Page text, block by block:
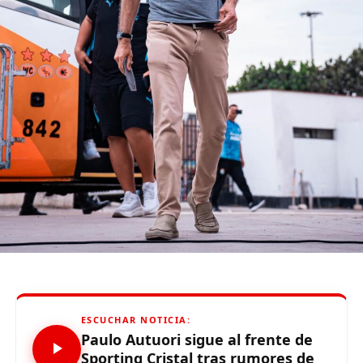
Si bien Chelsea bien pudo acortar diferencia, los
merengues también pudieron ampliar el marcador.
Al final, el 1-3 no lo movió nadie más y Real Madrid se
llevó pasaje y medio a semifinales, aunque veremos qué
sucede la próxima semana en el choque de vuelta que se
jugará en Madrid.
(function(d, s, id) {
var js, fjs = d.getElementsByTagName(s)[0];
if (d.getElementById(id)) {return;}
js = d.createElement(s); js.id = id;
js.src = «//connect.facebook.net/es_LA/all.js#xfbml=1»;
ESCUCHAR NOTICIA:
Paulo Autuori sigue al frente de
Sporting Cristal tras rumores de